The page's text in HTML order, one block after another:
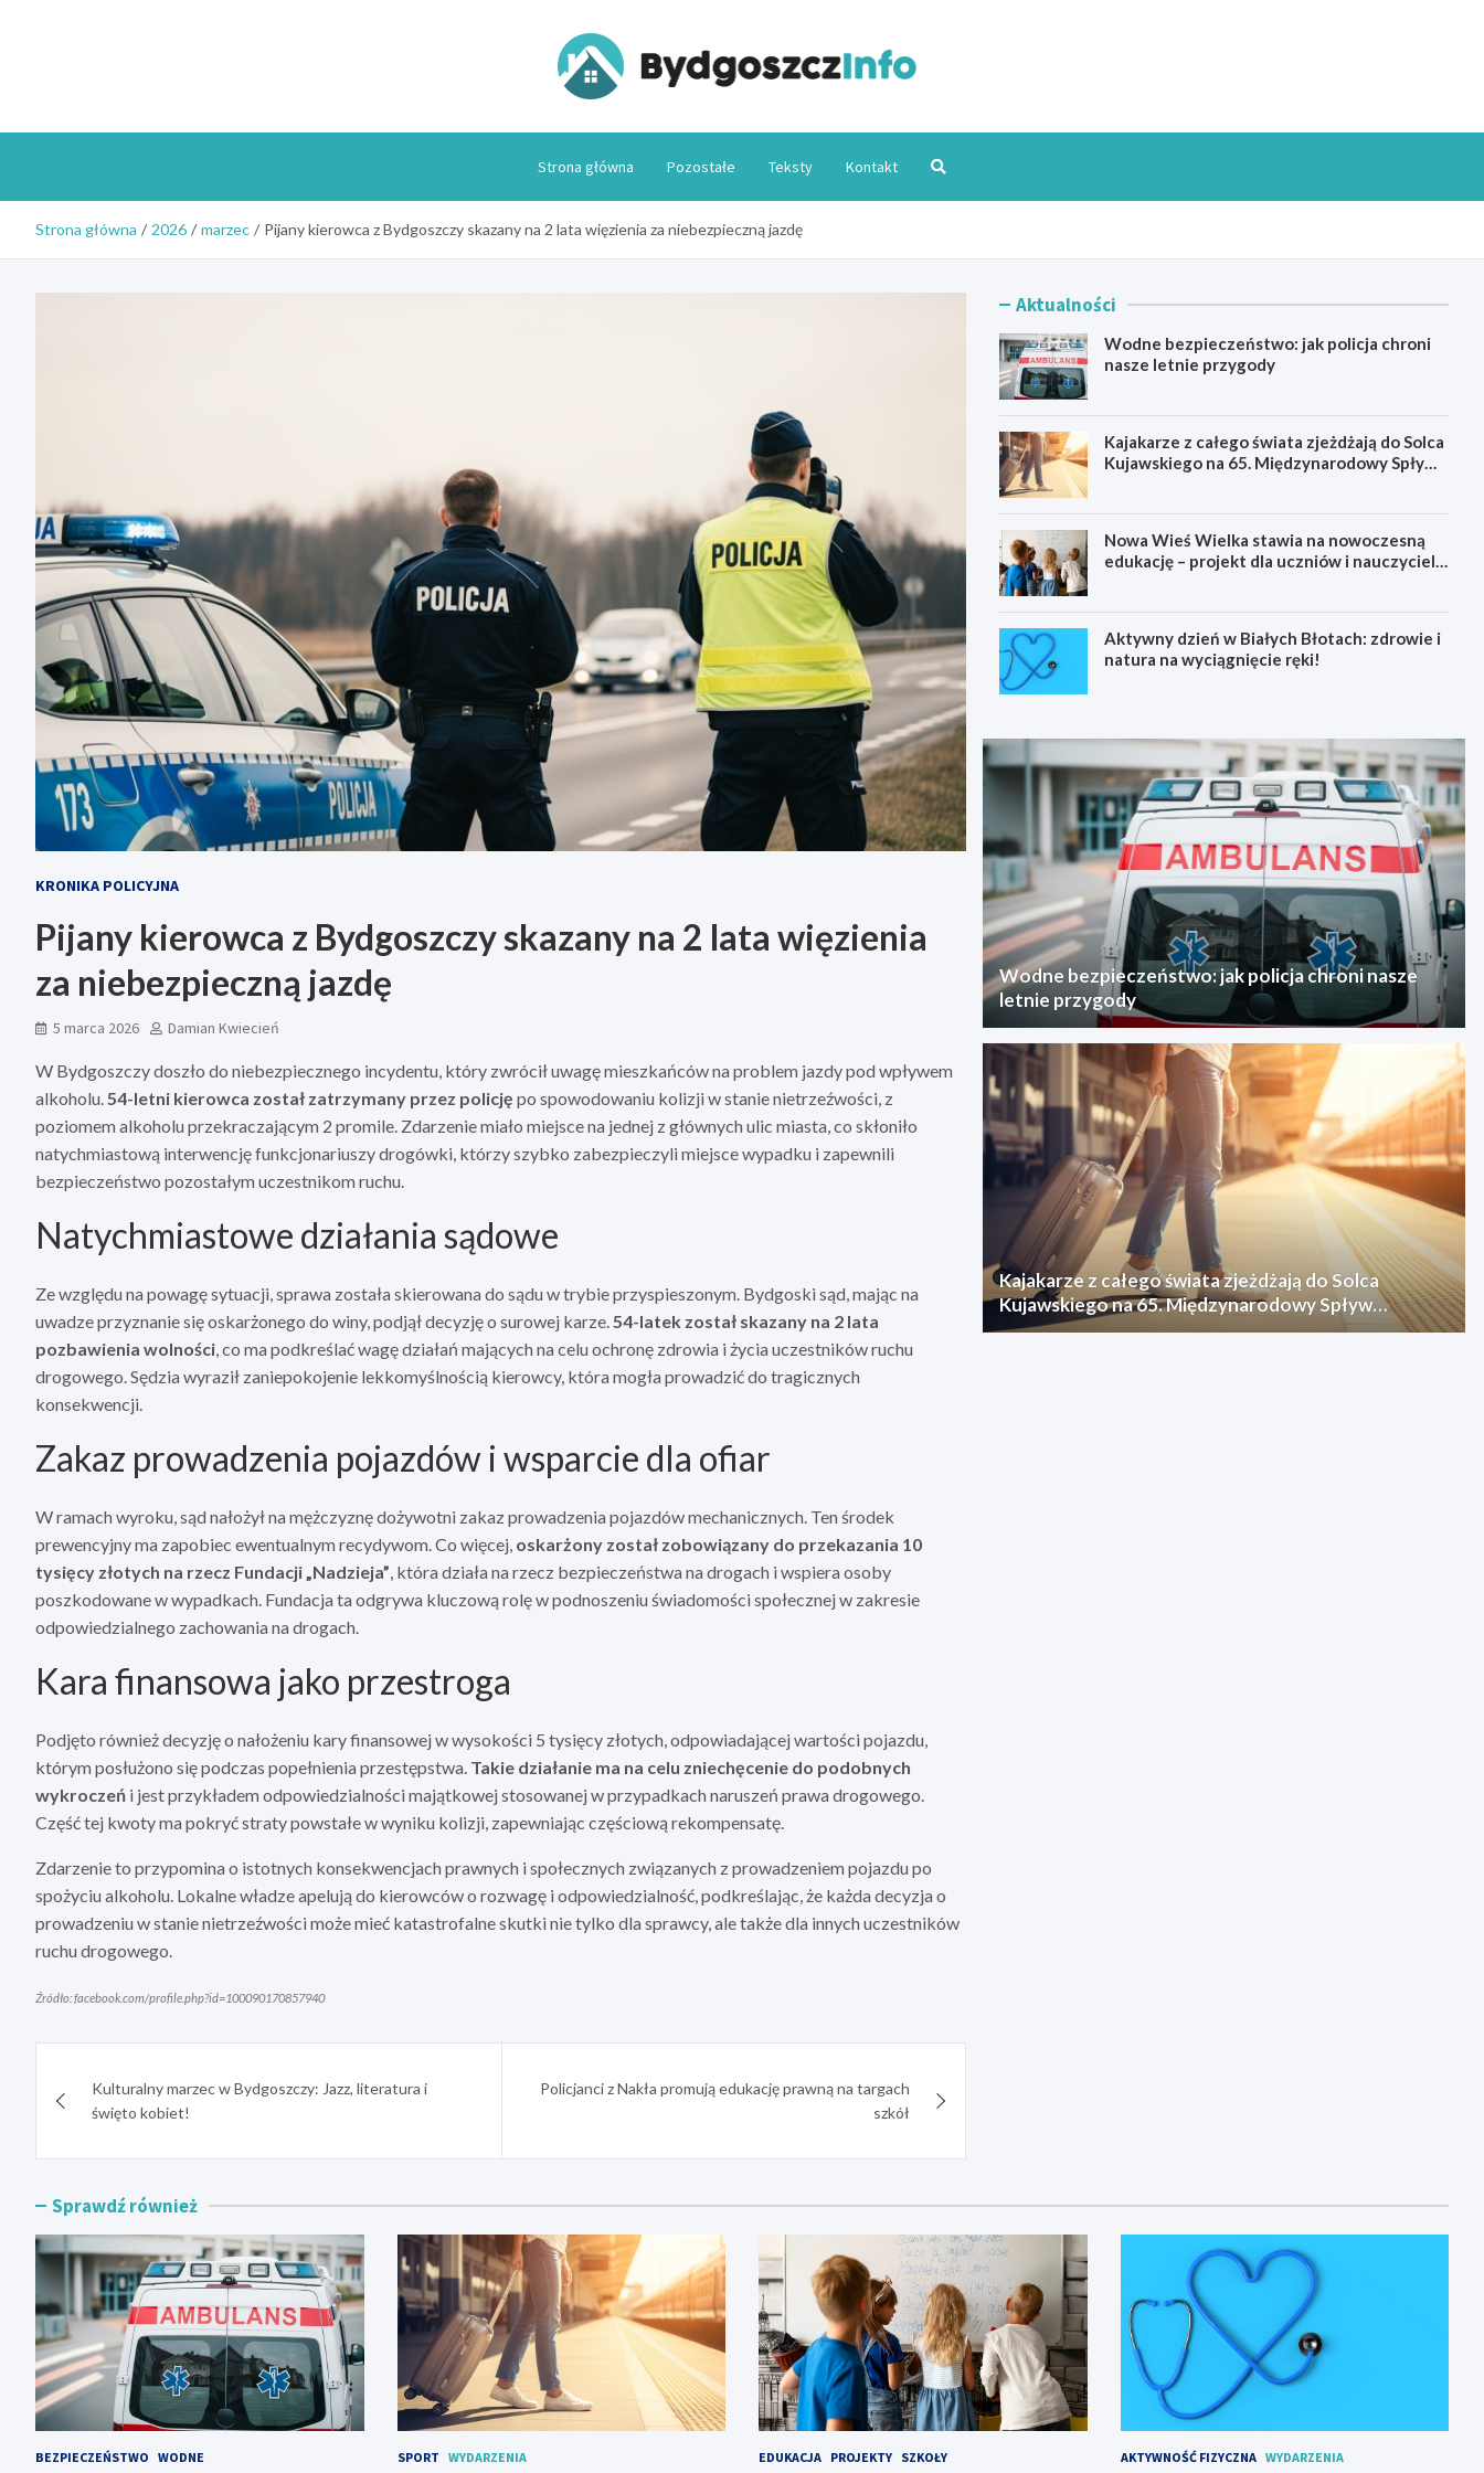
Strona główna Pozostałe Teksty Kontakt
Strona główna 2026 marzec Pijany kierowca z Bydgoszczy skazany na 2 lata więzienia za niebezpieczną jazdę
KRONIKA POLICYJNA
Pijany kierowca z Bydgoszczy skazany na 2 lata więzienia
za niebezpieczną jazdę
5 marca 2026 Damian Kwiecień
W Bydgoszczy doszło do niebezpiecznego incydentu, który zwrócił uwagę mieszkańców na problem jazdy pod wpływem
alkoholu.54-letni kierowca został zatrzymany przez policję po spowodowaniu kolizji w stanie nietrzeźwości, z
poziomem alkoholu przekraczającym 2 promile. Zdarzenie miało miejsce na jednej z głównych ulic miasta, co skłoniło
natychmiastową interwencję funkcjonariuszy drogówki, którzy szybko zabezpieczyli miejsce wypadku i zapewnili
bezpieczeństwo pozostałym uczestnikom ruchu.
Natychmiastowe działania sądowe
Ze względu na powagę sytuacji, sprawa została skierowana do sądu w trybie przyspieszonym. Bydgoski sąd, mając na
uwadze przyznanie się oskarżonego do winy, podjął decyzję o surowej karze.54-latek został skazany na 2 lata
pozbawienia wolności, co ma podkreślać wagę działań mających na celu ochronę zdrowia i życia uczestników ruchu
drogowego. Sędzia wyraził zaniepokojenie lekkomyślnością kierowcy, która mogła prowadzić do tragicznych
konsekwencji.
Zakaz prowadzenia pojazdów i wsparcie dla ofiar
W ramach wyroku, sąd nałożył na mężczyznę dożywotni zakaz prowadzenia pojazdów mechanicznych. Ten środek
prewencyjny ma zapobiec ewentualnym recydywom. Co więcej, oskarżony został zobowiązany do przekazania 10
tysięcy złotych na rzecz Fundacji „Nadzieja”, która działa na rzecz bezpieczeństwa na drogach i wspiera osoby
poszkodowane w wypadkach. Fundacja ta odgrywa kluczową rolę w podnoszeniu świadomości społecznej w zakresie
odpowiedzialnego zachowania na drogach.
Kara finansowa jako przestroga
Podjęto również decyzję o nałożeniu kary finansowej w wysokości 5 tysięcy złotych, odpowiadającej wartości pojazdu,
którym posłużono się podczas popełnienia przestępstwa. Takie działanie ma na celu zniechęcenie do podobnych
wykroczeń i jest przykładem odpowiedzialności majątkowej stosowanej w przypadkach naruszeń prawa drogowego.
Część tej kwoty ma pokryć straty powstałe w wyniku kolizji, zapewniając częściową rekompensatę.
Zdarzenie to przypomina o istotnych konsekwencjach prawnych i społecznych związanych z prowadzeniem pojazdu po
spożyciu alkoholu. Lokalne władze apelują do kierowców o rozwagę i odpowiedzialność, podkreślając, że każda decyzja o
prowadzeniu w stanie nietrzeźwości może mieć katastrofalne skutki nie tylko dla sprawcy, ale także dla innych uczestników
ruchu drogowego.
Źródło: facebook.com/profile.php?id=100090170857940
wpisuKulturalny marzec w Bydgoszczy: Jazz, literatura i
święto kobiet!
Policjanci z Nakła promują edukację prawną na targach
szkół
Aktualności
Wodne bezpieczeństwo: jak policja chroni
nasze letnie przygody
Kajakarze z całego świata zjeżdżają do Solca
Kujawskiego na 65. Międzynarodowy Spływ
Nowa Wieś Wielka stawia na nowoczesną
edukację – projekt dla uczniów i nauczycieli
Aktywny dzień w Białych Błotach: zdrowie i
natura na wyciągnięcie ręki!
Wodne bezpieczeństwo: jak policja chroni nasze
letnie przygody
Kajakarze z całego świata zjeżdżają do Solca
Kujawskiego na 65. Międzynarodowy Spływ
Kajakowy
Sprawdź również
BEZPIECZEŃSTWO WODNE SPORT WYDARZENIA EDUKACJA PROJEKTY SZKOŁY AKTYWNOŚĆ FIZYCZNA WYDARZENIA